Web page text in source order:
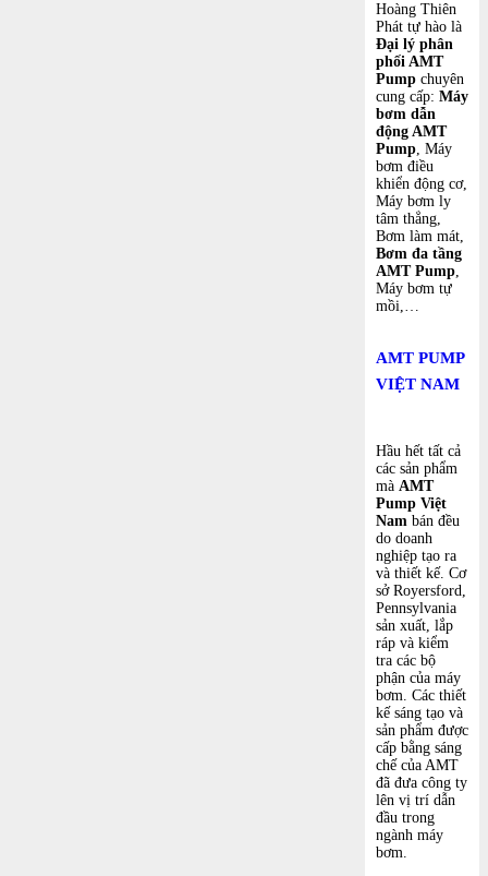
Hoàng Thiên
Phát tự hào là
Đại lý phân
phối AMT
Pump chuyên
cung cấp: Máy
bơm dẫn
động AMT
Pump, Máy
bơm điều
khiển động cơ,
Máy bơm ly
tâm thẳng,
Bơm làm mát,
Bơm đa tầng
AMT Pump,
Máy bơm tự
mồi,…
AMT PUMP
VIỆT NAM
Hầu hết tất cả
các sản phẩm
mà AMT
Pump Việt
Nam bán đều
do doanh
nghiệp tạo ra
và thiết kế. Cơ
sở Royersford,
Pennsylvania
sản xuất, lắp
ráp và kiểm
tra các bộ
phận của máy
bơm. Các thiết
kế sáng tạo và
sản phẩm được
cấp bằng sáng
chế của AMT
đã đưa công ty
lên vị trí dẫn
đầu trong
ngành máy
bơm.